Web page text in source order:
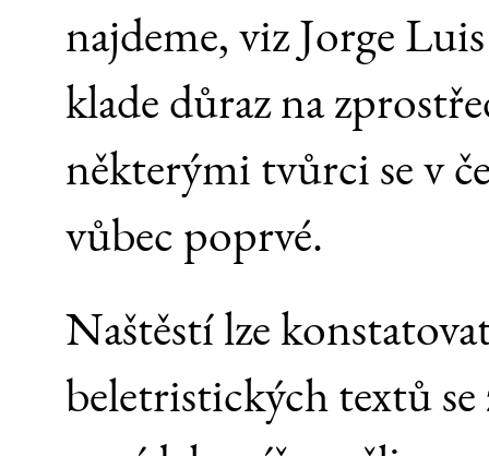
najdeme, viz Jorge
klade důraz na
některými tvůrci se v
vůbec poprvé.
Naštěstí lze
beletristických textů